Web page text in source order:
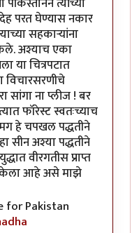
परत घेण्यास नकार
सहकार्‍यांना
अश्याच एका
या चित्रपटात
ना प्लीज ! बर
फॉरेस्ट स्वतःच्याच
हे चपखल पद्धतीने
सीन अश्या पद्धतीने
वीरगतीस प्राप्त
केला आहे असे माझे
for Pakistan